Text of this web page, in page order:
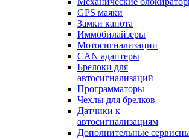
GPS маяки
Замки капота
Иммобилайзеры
Мотосигнализации
CAN адаптеры
Брелоки для
автосигнализаций
Программаторы
Чехлы для брелков
Датчики к
автосигнализациям
Дополнительные